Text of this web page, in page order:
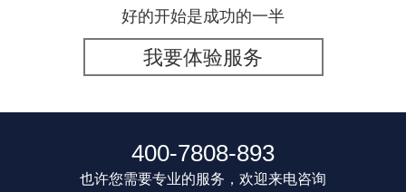
好的开始是成功的一半
我要体验服务
400-7808-893
也许您需要专业的服务，欢迎来电咨询